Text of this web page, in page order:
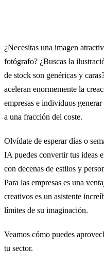
¿Necesitas una imagen
fotógrafo? ¿Buscas la
de stock son genéricas y
aceleran enormemente la
empresas e individuos
a una fracción del coste.
Olvídate de esperar días o
IA puedes convertir tus ideas
con decenas de estilos y
Para las empresas es una
creativos es un asistente
límites de su imaginación.
Veamos cómo puedes
tu sector.